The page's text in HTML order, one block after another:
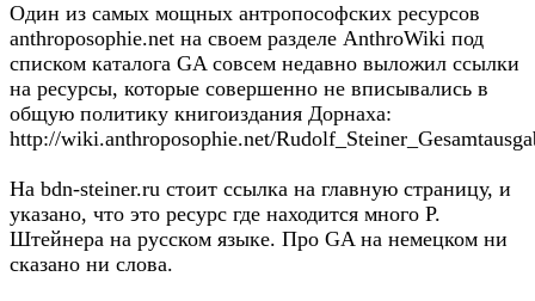
Один из самых мощных антропософских ресурсов
anthroposophie.net на своем разделе AnthroWiki под
списком каталога GA совсем недавно выложил ссылки
на ресурсы, которые совершенно не вписывались в
общую политику книгоиздания Дорнаха:
http://wiki.anthroposophie.net/
На bdn-steiner.ru стоит ссылка на главную страницу, и
указано, что это ресурс где находится много Р.
Штейнера на русском языке. Про GA на немецком ни
сказано ни слова.